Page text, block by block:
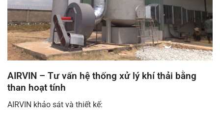
AIRVIN – Tư vấn hệ thống xử lý khí thải bằng
than hoạt tính
AIRVIN khảo sát và thiết kế: